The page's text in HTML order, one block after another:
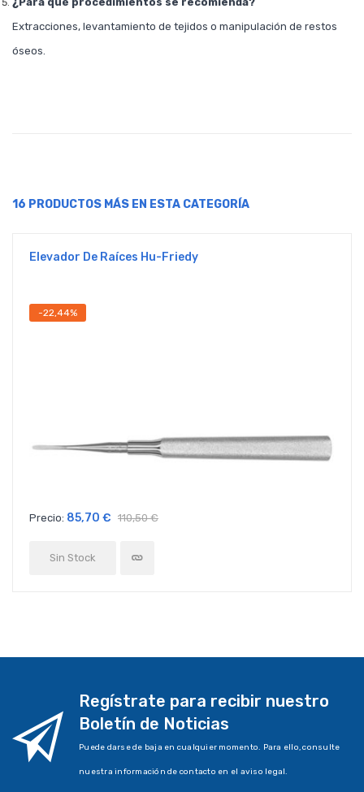
Extracciones, levantamiento de tejidos o manipulación de restos
óseos.
16 PRODUCTOS MÁS EN ESTA CATEGORÍA
Elevador De Raíces Hu-Friedy
-22,44%
Precio: 85,70 € 110,50 €
Sin Stock
Regístrate para recibir nuestro
Boletín de Noticias
Puede darse de baja en cualquier momento. Para ello, consulte
nuestra información de contacto en el aviso legal.